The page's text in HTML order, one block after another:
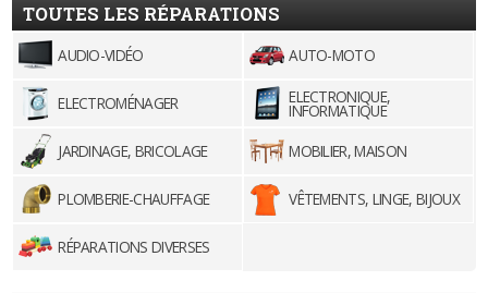
TOUTES LES RÉPARATIONS
AUDIO-VIDÉO AUTO-MOTO
ELECTROMÉNAGER ELECTRONIQUE,
INFORMATIQUE
JARDINAGE, BRICOLAGE
MOBILIER, MAISON
PLOMBERIE-CHAUFFAGE VÊTEMENTS, LINGE, BIJOUX
RÉPARATIONS DIVERSES